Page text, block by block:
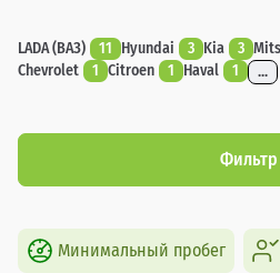
LADA (ВАЗ) 11 Hyundai 3 Kia 3
Chevrolet
1 Citroen 1 Haval 1 ...
Фильтр
Минимальный пробег